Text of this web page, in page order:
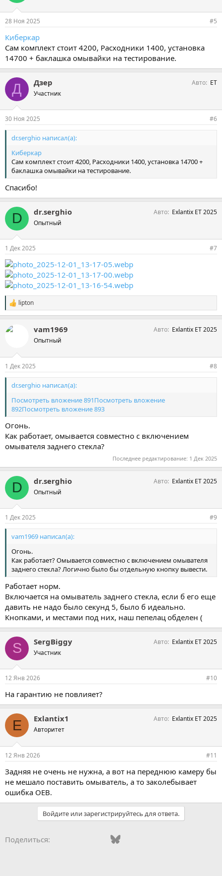
28 Ноя 2025 #5
Киберкар
Сам комплект стоит 4200, Расходники 1400, установка
14700 + баклашка омывайки на тестирование.
Д Дзер
Участник
Авто ЕТ
30 Ноя 2025 #6
dr.serghio написал(а):
Киберкар
Сам комплект стоит 4200, Расходники 1400, установка 14700 +
баклашка омывайки на тестирование.
Спасибо!
D dr.serghio
Опытный
Авто Exlantix ET 2025
1 Дек 2025 #7
С
и
п
lipton
vam1969
Опытный
Авто Exlantix ET 2025
1 Дек 2025 #8
dr.serghio написал(а):
Посмотреть вложение 891Посмотреть вложение
892Посмотреть вложение 893
Огонь.
Как работает, омывается совместно с включением
омывателя заднего стекла?
Последнее редактирование: 1 Дек 2025
D dr.serghio
Опытный
Авто Exlantix ET 2025
1 Дек 2025 #9
vam1969 написал(а):
Огонь.
Как работает? Омывается совместно с включением омывателя
заднего стекла? Логично было бы отдельную кнопку вывести.
Работает норм.
Включается на омыватель заднего стекла, если б его еще
давить не надо было секунд 5, было б идеально.
Кнопками, и местами под них, наш пепелац обделен (
S SergBiggy
Участник
Авто Exlantix ET 2025
12 Янв 2026 #10
На гарантию не повлияет?
E Exlantix1
Авторитет
Авто Exlantix ET 2025
12 Янв 2026 #11
Задняя не очень не нужна, а вот на переднюю камеру бы
не мешало поставить омыватель, а то заколебывает
ошибка OEB.
Войдите или зарегистрируйтесь для ответа.
Поделиться: Odnoklassniki
Mail.ruBluesky